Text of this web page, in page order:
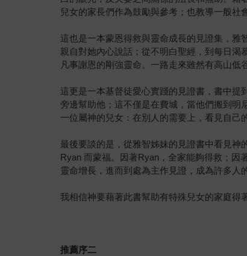
兒女的家長們作為鼓勵與參考；也教導一般社
這也是一本蒙恩得救與靈命成長的見證集，
親自對她內心說話；從不明白聖經，到每日
凡事謝恩的剛強靈命。一路走來雖然有高山低
這更是一本基督徒愛心實踐的見證書，書中
旁邊幫助他；這不僅是在費城，當他們搬到
一位屬神的兒女：在別人的需要上，看見自己
最後要談的是，從雅智姊妹的見證書中看見神
Ryan 而蒙福。因著Ryan，全家能夠得救；因
靈命增長，進而到處為主作見證，成為許多人
我相信神要藉著此書幫助有特殊兒女的家庭得
推薦序二